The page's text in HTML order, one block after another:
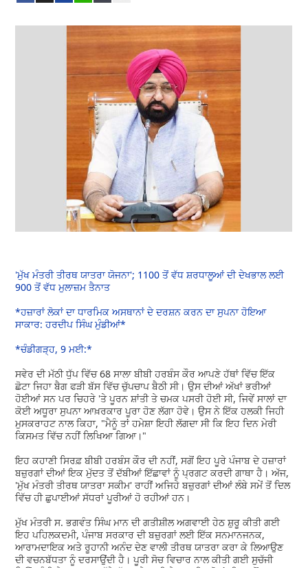
'ਮੁੱਖ ਮੰਤਰੀ ਤੀਰਥ ਯਾਤਰਾ ਯੋਜਨਾ'; 1100 ਤੋਂ ਵੱਧ ਸ਼ਰਧਾਲੂਆਂ ਦੀ ਦੇਖਭਾਲ ਲਈ
900 ਤੋਂ ਵੱਧ ਮੁਲਾਜ਼ਮ ਤੈਨਾਤ
*ਹਜ਼ਾਰਾਂ ਲੋਕਾਂ ਦਾ ਧਾਰਮਿਕ ਅਸਥਾਨਾਂ ਦੇ ਦਰਸ਼ਨ ਕਰਨ ਦਾ ਸੁਪਨਾ ਹੋਇਆ
ਸਾਕਾਰ: ਹਰਦੀਪ ਸਿੰਘ ਮੁੰਡੀਆਂ*
*ਚੰਡੀਗੜ੍ਹ, 9 ਮਈ:*
ਸਵੇਰ ਦੀ ਮੱਠੀ ਧੁੱਪ ਵਿੱਚ 68 ਸਾਲਾ ਬੀਬੀ ਹਰਬੰਸ ਕੌਰ ਆਪਣੇ ਹੱਥਾਂ ਵਿੱਚ ਇੱਕ
ਛੋਟਾ ਜਿਹਾ ਬੈਗ ਫੜੀ ਬੱਸ ਵਿੱਚ ਚੁੱਪਚਾਪ ਬੈਠੀ ਸੀ। ਉਸ ਦੀਆਂ ਅੱਖਾਂ ਭਰੀਆਂ
ਹੋਈਆਂ ਸਨ ਪਰ ਚਿਹਰੇ 'ਤੇ ਪੂਰਨ ਸ਼ਾਂਤੀ ਤੇ ਚਮਕ ਪਸਰੀ ਹੋਈ ਸੀ, ਜਿਵੇਂ ਸਾਲਾਂ ਦਾ
ਕੋਈ ਅਧੂਰਾ ਸੁਪਨਾ ਆਖ਼ਰਕਾਰ ਪੂਰਾ ਹੋਣ ਲੱਗਾ ਹੋਵੇ। ਉਸ ਨੇ ਇੱਕ ਹਲਕੀ ਜਿਹੀ
ਮੁਸਕਰਾਹਟ ਨਾਲ ਕਿਹਾ, "ਮੈਨੂੰ ਤਾਂ ਹਮੇਸ਼ਾ ਇਹੀ ਲੱਗਦਾ ਸੀ ਕਿ ਇਹ ਦਿਨ ਮੇਰੀ
ਕਿਸਮਤ ਵਿੱਚ ਨਹੀਂ ਲਿਖਿਆ ਗਿਆ।"
ਇਹ ਕਹਾਣੀ ਸਿਰਫ਼ ਬੀਬੀ ਹਰਬੰਸ ਕੌਰ ਦੀ ਨਹੀਂ, ਸਗੋਂ ਇਹ ਪੂਰੇ ਪੰਜਾਬ ਦੇ ਹਜ਼ਾਰਾਂ
ਬਜ਼ੁਰਗਾਂ ਦੀਆਂ ਇਕ ਮੁੱਦਤ ਤੋਂ ਦੱਬੀਆਂ ਇੱਛਾਵਾਂ ਨੂੰ ਪ੍ਰਗਟ ਕਰਦੀ ਗਾਥਾ ਹੈ। ਅੱਜ,
'ਮੁੱਖ ਮੰਤਰੀ ਤੀਰਥ ਯਾਤਰਾ ਸਕੀਮ' ਰਾਹੀਂ ਅਜਿਹੇ ਬਜ਼ੁਰਗਾਂ ਦੀਆਂ ਲੰਬੇ ਸਮੇਂ ਤੋਂ ਦਿਲ
ਵਿੱਚ ਹੀ ਛੁਪਾਈਆਂ ਸੱਧਰਾਂ ਪੂਰੀਆਂ ਹੋ ਰਹੀਆਂ ਹਨ।
ਮੁੱਖ ਮੰਤਰੀ ਸ. ਭਗਵੰਤ ਸਿੰਘ ਮਾਨ ਦੀ ਗਤੀਸ਼ੀਲ ਅਗਵਾਈ ਹੇਠ ਸ਼ੁਰੂ ਕੀਤੀ ਗਈ
ਇਹ ਪਹਿਲਕਦਮੀ, ਪੰਜਾਬ ਸਰਕਾਰ ਦੀ ਬਜ਼ੁਰਗਾਂ ਲਈ ਇੱਕ ਸਨਮਾਨਜਨਕ,
ਆਰਾਮਦਾਇਕ ਅਤੇ ਰੂਹਾਨੀ ਅਨੰਦ ਦੇਣ ਵਾਲੀ ਤੀਰਥ ਯਾਤਰਾ ਕਰਾ ਕੇ ਲਿਆਉਣ
ਦੀ ਵਚਨਬੱਧਤਾ ਨੂੰ ਦਰਸਾਉਂਦੀ ਹੈ। ਪੂਰੀ ਸੋਚ ਵਿਚਾਰ ਨਾਲ ਕੀਤੀ ਗਈ ਸੁਚੱਜੀ